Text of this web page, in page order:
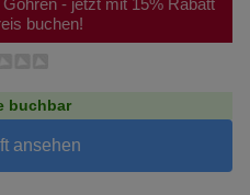
buchen!
buchbar
ansehen